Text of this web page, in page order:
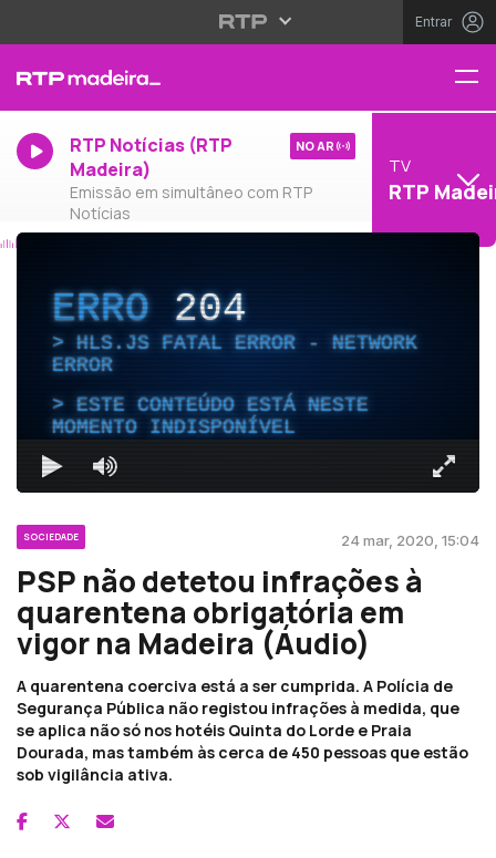
Entrar
RTP Notícias (RTP
Madeira)
Emissão em simultâneo com RTP
Notícias
NO AR
TV
RTP
ERRO204
HLS.JS FATAL ERROR - NETWORK
ERROR
ESTE CONTEÚDO ESTÁ NESTE
MOMENTO INDISPONÍVEL
SOCIEDADE 24 mar, 2020, 15:04
PSP não detetou infrações à
quarentena obrigatória em
vigor na Madeira (Áudio)
A quarentena coerciva está a ser cumprida. A Polícia de
Segurança Pública não registou infrações à medida, que
se aplica não só nos hotéis Quinta do Lorde e Praia
Dourada, mas também às cerca de 450 pessoas que estão
sob vigilância ativa.